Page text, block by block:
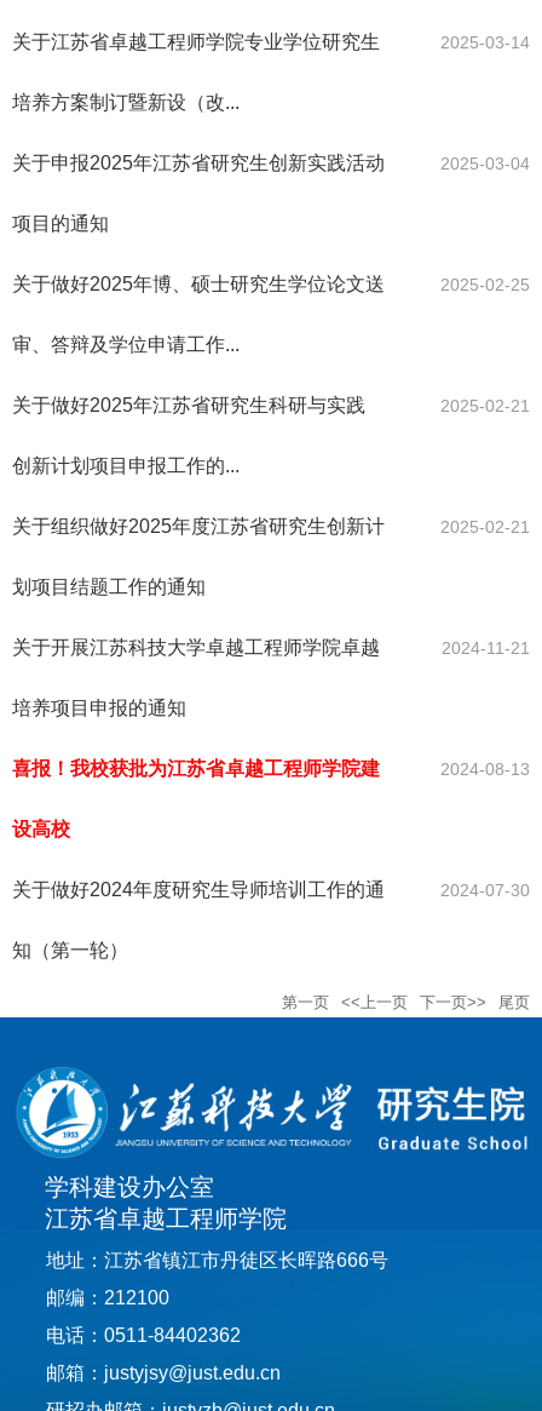
关于江苏省卓越工程师学院专业学位研究生
培养方案制订暨新设（改...
2025-03-14
关于申报2025年江苏省研究生创新实践活动
项目的通知
2025-03-04
关于做好2025年博、硕士研究生学位论文送
审、答辩及学位申请工作...
2025-02-25
关于做好2025年江苏省研究生科研与实践
创新计划项目申报工作的...
2025-02-21
关于组织做好2025年度江苏省研究生创新计
划项目结题工作的通知
2025-02-21
关于开展江苏科技大学卓越工程师学院卓越
培养项目申报的通知
2024-11-21
喜报！我校获批为江苏省卓越工程师学院建
设高校
2024-08-13
关于做好2024年度研究生导师培训工作的通
知（第一轮）
2024-07-30
第一页 <<上一页 下一页>> 尾页
学科建设办公室
江苏省卓越工程师学院
地址：江苏省镇江市丹徒区长晖路666号
邮编：212100
电话：0511-84402362
邮箱：justyjsy@just.edu.cn